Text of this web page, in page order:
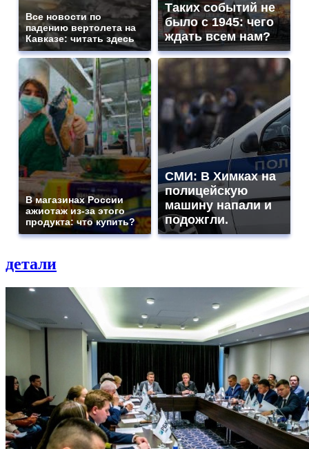
Все новости по
падению вертолета на
Кавказе: читать здесь
Таких событий не
было с 1945: чего
ждать всем нам?
В магазинах России
ажиотаж из-за этого
продукта: что купить?
СМИ: В Химках на
полицейскую
машину напали и
подожгли.
детали